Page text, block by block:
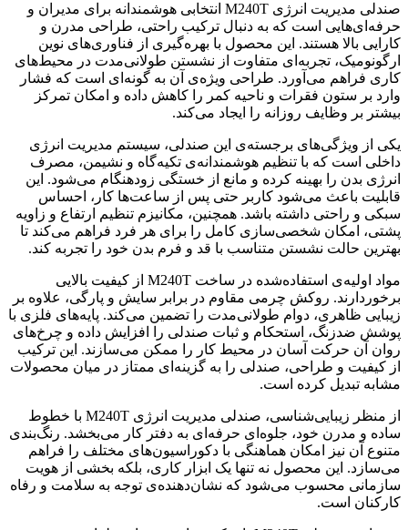
صندلی مدیریت انرژی M240T انتخابی هوشمندانه برای مدیران و
حرفه‌ای‌هایی است که به دنبال ترکیب راحتی، طراحی مدرن و
کارایی بالا هستند. این محصول با بهره‌گیری از فناوری‌های نوین
ارگونومیک، تجربه‌ای متفاوت از نشستن طولانی‌مدت در محیط‌های
کاری فراهم می‌آورد. طراحی ویژه‌ی آن به گونه‌ای است که فشار
وارد بر ستون فقرات و ناحیه کمر را کاهش داده و امکان تمرکز
بیشتر بر وظایف روزانه را ایجاد می‌کند.
یکی از ویژگی‌های برجسته‌ی این صندلی، سیستم مدیریت انرژی
داخلی است که با تنظیم هوشمندانه‌ی تکیه‌گاه و نشیمن، مصرف
انرژی بدن را بهینه کرده و مانع از خستگی زودهنگام می‌شود. این
قابلیت باعث می‌شود کاربر حتی پس از ساعت‌ها کار، احساس
سبکی و راحتی داشته باشد. همچنین، مکانیزم تنظیم ارتفاع و زاویه
پشتی، امکان شخصی‌سازی کامل را برای هر فرد فراهم می‌کند تا
بهترین حالت نشستن متناسب با قد و فرم بدن خود را تجربه کند.
مواد اولیه‌ی استفاده‌شده در ساخت M240T از کیفیت بالایی
برخوردارند. روکش چرمی مقاوم در برابر سایش و پارگی، علاوه بر
زیبایی ظاهری، دوام طولانی‌مدت را تضمین می‌کند. پایه‌های فلزی با
پوشش ضدزنگ، استحکام و ثبات صندلی را افزایش داده و چرخ‌های
روان آن حرکت آسان در محیط کار را ممکن می‌سازند. این ترکیب
از کیفیت و طراحی، صندلی را به گزینه‌ای ممتاز در میان محصولات
مشابه تبدیل کرده است.
از منظر زیبایی‌شناسی، صندلی مدیریت انرژی M240T با خطوط
ساده و مدرن خود، جلوه‌ای حرفه‌ای به دفتر کار می‌بخشد. رنگ‌بندی
متنوع آن نیز امکان هماهنگی با دکوراسیون‌های مختلف را فراهم
می‌سازد. این محصول نه تنها یک ابزار کاری، بلکه بخشی از هویت
سازمانی محسوب می‌شود که نشان‌دهنده‌ی توجه به سلامت و رفاه
کارکنان است.